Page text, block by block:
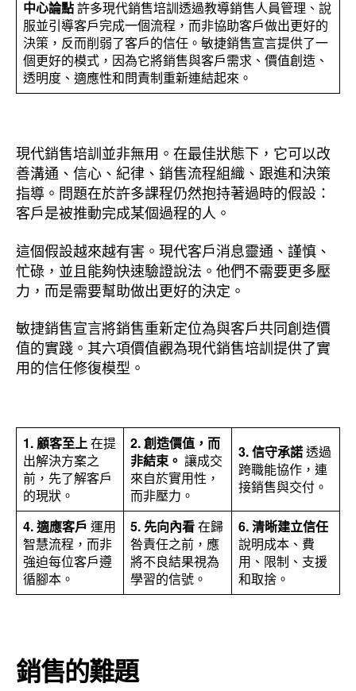
中心論點許多現代銷售培訓透過教導銷售人員管理、說
服並引導客戶完成一個流程，而非協助客戶做出更好的
決策，反而削弱了客戶的信任。敏捷銷售宣言提供了一
個更好的模式，因為它將銷售與客戶需求、價值創造、
透明度、適應性和問責制重新連結起來。
現代銷售培訓並非無用。在最佳狀態下，它可以改
善溝通、信心、紀律、銷售流程組織、跟進和決策
指導。問題在於許多課程仍然抱持著過時的假設：
客戶是被推動完成某個過程的人。
這個假設越來越有害。現代客戶消息靈通、謹慎、
忙碌，並且能夠快速驗證說法。他們不需要更多壓
力，而是需要幫助做出更好的決定。
敏捷銷售宣言將銷售重新定位為與客戶共同創造價
值的實踐。其六項價值觀為現代銷售培訓提供了實
用的信任修復模型。
1. 顧客至上在提
出解決方案之
前，先了解客戶
的現狀。
2.創造價值，而
非結束。 讓成交
來自於實用性，
而非壓力。
3.信守承諾透過
跨職能協作，連
接銷售與交付。
4.適應客戶 運用
智慧流程，而非
強迫每位客戶遵
循腳本。
5. 先向內看在歸
咎責任之前，應
將不良結果視為
學習的信號。
6.清晰建立信任
說明成本、費
用、限制、支援
和取捨。
銷售的難題